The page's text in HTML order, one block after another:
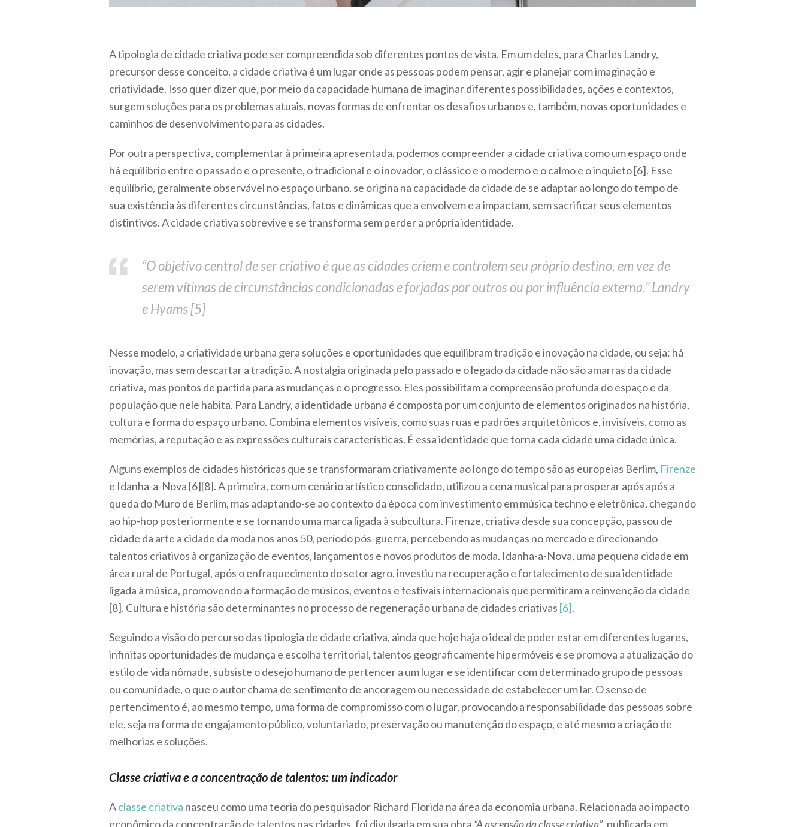
A tipologia de cidade criativa pode ser compreendida sob diferentes pontos de vista. Em um deles, para Charles Landry,
precursor desse conceito, a cidade criativa é um lugar onde as pessoas podem pensar, agir e planejar com imaginação e
criatividade. Isso quer dizer que, por meio da capacidade humana de imaginar diferentes possibilidades, ações e contextos,
surgem soluções para os problemas atuais, novas formas de enfrentar os desafios urbanos e, também, novas oportunidades e
caminhos de desenvolvimento para as cidades.
Por outra perspectiva, complementar à primeira apresentada, podemos compreender a cidade criativa como um espaço onde
há equilíbrio entre o passado e o presente, o tradicional e o inovador, o clássico e o moderno e o calmo e o inquieto [6]. Esse
equilíbrio, geralmente observável no espaço urbano, se origina na capacidade da cidade de se adaptar ao longo do tempo de
sua existência às diferentes circunstâncias, fatos e dinâmicas que a envolvem e a impactam, sem sacrificar seus elementos
distintivos. A cidade criativa sobrevive e se transforma sem perder a própria identidade.
“O objetivo central de ser criativo é que as cidades criem e controlem seu próprio destino, em vez de
serem vítimas de circunstâncias condicionadas e forjadas por outros ou por influência externa.” Landry
e Hyams [5]
Nesse modelo, a criatividade urbana gera soluções e oportunidades que equilibram tradição e inovação na cidade, ou seja: há
inovação, mas sem descartar a tradição. A nostalgia originada pelo passado e o legado da cidade não são amarras da cidade
criativa, mas pontos de partida para as mudanças e o progresso. Eles possibilitam a compreensão profunda do espaço e da
população que nele habita. Para Landry, a identidade urbana é composta por um conjunto de elementos originados na história,
cultura e forma do espaço urbano. Combina elementos visíveis, como suas ruas e padrões arquitetônicos e, invisíveis, como as
memórias, a reputação e as expressões culturais características. É essa identidade que torna cada cidade uma cidade única.
Alguns exemplos de cidades históricas que se transformaram criativamente ao longo do tempo são as europeias Berlim, Firenze
e Idanha-a-Nova [6][8]. A primeira, com um cenário artístico consolidado, utilizou a cena musical para prosperar após após a
queda do Muro de Berlim, mas adaptando-se ao contexto da época com investimento em música techno e eletrônica, chegando
ao hip-hop posteriormente e se tornando uma marca ligada à subcultura. Firenze, criativa desde sua concepção, passou de
cidade da arte a cidade da moda nos anos 50, período pós-guerra, percebendo as mudanças no mercado e direcionando
talentos criativos à organização de eventos, lançamentos e novos produtos de moda. Idanha-a-Nova, uma pequena cidade em
área rural de Portugal, após o enfraquecimento do setor agro, investiu na recuperação e fortalecimento de sua identidade
ligada à música, promovendo a formação de músicos, eventos e festivais internacionais que permitiram a reinvenção da cidade
[8]. Cultura e história são determinantes no processo de regeneração urbana de cidades criativas [6].
Seguindo a visão do percurso das tipologia de cidade criativa, ainda que hoje haja o ideal de poder estar em diferentes lugares,
infinitas oportunidades de mudança e escolha territorial, talentos geograficamente hipermóveis e se promova a atualização do
estilo de vida nômade, subsiste o desejo humano de pertencer a um lugar e se identificar com determinado grupo de pessoas
ou comunidade, o que o autor chama de sentimento de ancoragem ou necessidade de estabelecer um lar. O senso de
pertencimento é, ao mesmo tempo, uma forma de compromisso com o lugar, provocando a responsabilidade das pessoas sobre
ele, seja na forma de engajamento público, voluntariado, preservação ou manutenção do espaço, e até mesmo a criação de
melhorias e soluções.
Classe criativa e a concentração de talentos: um indicador
Aclasse criativa nasceu como uma teoria do pesquisador Richard Florida na área da economia urbana. Relacionada ao impacto
econômico da concentração de talentos nas cidades, foi divulgada em sua obra “A ascensão da classe criativa”, publicada em